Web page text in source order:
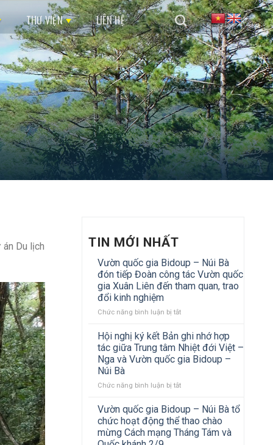
THƯ VIỆN LIÊN HỆ
Du lịch
TIN MỚI NHẤT
Vườn quốc gia Bidoup – Núi Bà
đón tiếp Đoàn công tác Vườn quốc
gia Xuân Liên đến tham quan, trao
đổi kinh nghiệm
Chức năng bình luận bị tắtở
quốc
gia
Bidoup
–
Bà
Đoàn
công
tác
Hội nghị ký kết Bản ghi nhớ hợp
tác giữa Trung tâm Nhiệt đới Việt –
Nga và Vườn quốc gia Bidoup –
Núi Bà
Chức năng bình luận bị tắtở
nghị
ký
kết
Bản
Vườn quốc gia Bidoup – Núi Bà tổ
chức hoạt động thể thao chào
mừng Cách mạng Tháng Tám và